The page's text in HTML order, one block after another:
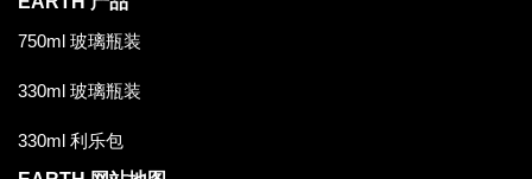
750ml 玻璃瓶装
330ml 玻璃瓶装
330ml 利乐包